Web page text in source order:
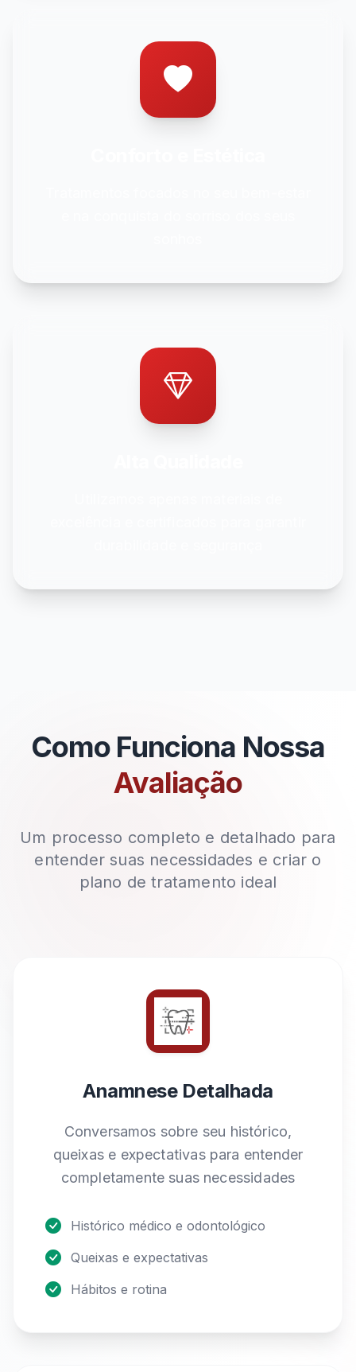
Como Funciona Nossa
Avaliação
Um processo completo e detalhado para
entender suas necessidades e criar o
plano de tratamento ideal
Anamnese Detalhada
Conversamos sobre seu histórico,
queixas e expectativas para entender
completamente suas necessidades
Histórico médico e odontológico
Queixas e expectativas
Hábitos e rotina